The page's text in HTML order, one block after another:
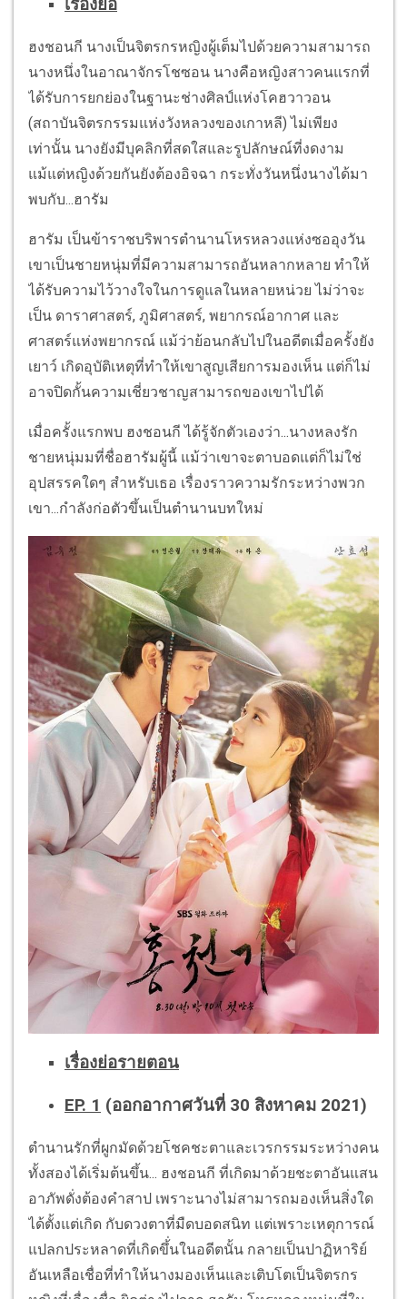
เรื่องย่อ
ฮงชอนกี นางเป็นจิตรกรหญิงผู้เต็มไปด้วยความสามารถ
นางหนึ่งในอาณาจักรโชซอน นางคือหญิงสาวคนแรกที่
ได้รับการยกย่องในฐานะช่างศิลป์แห่งโคฮวาวอน
(สถาบันจิตรกรรมแห่งวังหลวงของเกาหลี) ไม่เพียง
เท่านั้น นางยังมีบุคลิกที่สดใสและรูปลักษณ์ที่งดงาม
แม้แต่หญิงด้วยกันยังต้องอิจฉา กระทั่งวันหนึ่งนางได้มา
พบกับ...ฮารัม
ฮารัม เป็นข้าราชบริพารตำนานโหรหลวงแห่งซออุงวัน
เขาเป็นชายหนุ่มที่มีความสามารถอันหลากหลาย ทำให้
ได้รับความไว้วางใจในการดูแลในหลายหน่วย ไม่ว่าจะ
เป็น ดาราศาสตร์, ภูมิศาสตร์, พยากรณ์อากาศ และ
ศาสตร์แห่งพยากรณ์ แม้ว่าย้อนกลับไปในอดีตเมื่อครั้งยัง
เยาว์ เกิดอุบัติเหตุที่ทำให้เขาสูญเสียการมองเห็น แต่ก็ไม่
อาจปิดกั้นความเชี่ยวชาญสามารถของเขาไปได้
เมื่อครั้งแรกพบ ฮงชอนกี ได้รู้จักตัวเองว่า...นางหลงรัก
ชายหนุ่มมที่ชื่อฮารัมผู้นี้ แม้ว่าเขาจะตาบอดแต่ก็ไม่ใช่
อุปสรรคใดๆ สำหรับเธอ เรื่องราวความรักระหว่างพวก
เขา...กำลังก่อตัวขึ้นเป็นตำนานบทใหม่
เรื่องย่อรายตอน
EP. 1 (ออกอากาศวันที่ 30 สิงหาคม 2021)
ตำนานรักที่ผูกมัดด้วยโชคชะตาและเวรกรรมระหว่างคน
ทั้งสองได้เริ่มต้นขึ้น... ฮงชอนกี ที่เกิดมาด้วยชะตาอันแสน
อาภัพดั่งต้องคำสาป เพราะนางไม่สามารถมองเห็นสิ่งใด
ได้ตั้งแต่เกิด กับดวงตาที่มืดบอดสนิท แต่เพราะเหตุการณ์
แปลกประหลาดที่เกิดขึ้่นในอดีตนั้น กลายเป็นปาฏิหาริย์
อันเหลือเชื่อที่ทำให้นางมองเห็นและเติบโตเป็นจิตรกร